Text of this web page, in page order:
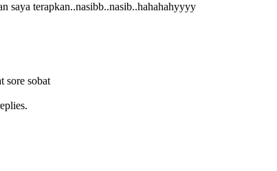
saya terapkan..nasibb..nasib..hahahahyyyy
sore sobat